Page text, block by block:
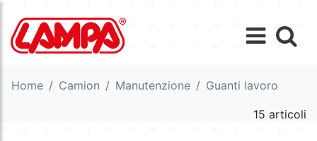
Home Camion Manutenzione Guanti lavoro
15 articoli